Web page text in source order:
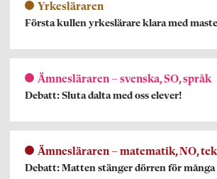
Yrkesläraren
Första kullen yrkeslärare klara med
Ämnesläraren – svenska, SO, språk
Debatt: Sluta dalta med oss elever!
Ämnesläraren – matematik, NO,
Debatt: Matten stänger dörren för